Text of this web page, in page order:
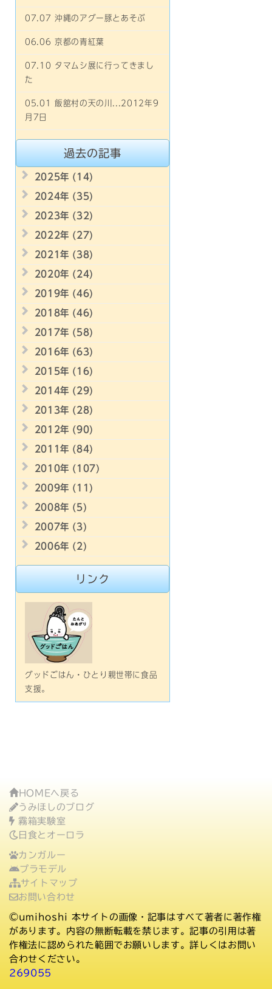
07.07 沖縄のアグー豚とあそぶ
06.06 京都の青紅葉
07.10 タマムシ展に行ってきまし
た
05.01 飯舘村の天の川...2012年9
月7日
過去の記事
2025年 (14)
2024年 (35)
2023年 (32)
2022年 (27)
2021年 (38)
2020年 (24)
2019年 (46)
2018年 (46)
2017年 (58)
2016年 (63)
2015年 (16)
2014年 (29)
2013年 (28)
2012年 (90)
2011年 (84)
2010年 (107)
2009年 (11)
2008年 (5)
2007年 (3)
2006年 (2)
リンク
グッドごはん・ひとり親世帯に食品
支援。
HOMEへ戻る
うみほしのブログ
霧箱実験室
日食とオーロラ
カンガルー
プラモデル
サイトマップ
お問い合わせ
©umihoshi 本サイトの画像・記事はすべて著者に著作権
があります。内容の無断転載を禁じます。記事の引用は著
作権法に認められた範囲でお願いします。詳しくはお問い
合わせください。
269055